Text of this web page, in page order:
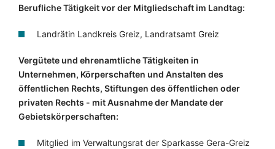
Berufliche Tätigkeit vor der Mitgliedschaft im Landtag:
Landrätin Landkreis Greiz, Landratsamt Greiz
Vergütete und ehrenamtliche Tätigkeiten in
Unternehmen, Körperschaften und Anstalten des
öffentlichen Rechts, Stiftungen des öffentlichen oder
privaten Rechts - mit Ausnahme der Mandate der
Gebietskörperschaften:
Mitglied im Verwaltungsrat der Sparkasse Gera-Greiz